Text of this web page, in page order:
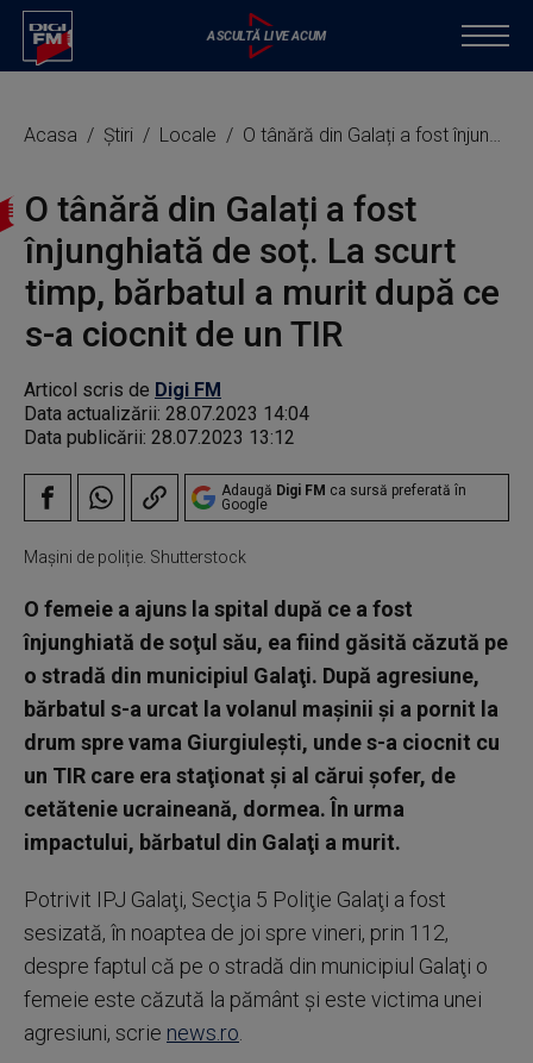
Acasa Știri Locale O tânără din Galați a fost înjunghiată de soț. La scurt timp, bărbatul a murit după ce s-a ciocnit de un TIR
O tânără din Galați a fost
înjunghiată de soț. La scurt
timp, bărbatul a murit după ce
s-a ciocnit de un TIR
Articol scris de Digi FM
Data actualizării: 28.07.2023 14:04
Data publicării: 28.07.2023 13:12
Adaugă Digi FM ca sursă preferată în
Google
Mașini de poliție. Shutterstock
O femeie a ajuns la spital după ce a fost
înjunghiată de soţul său, ea fiind găsită căzută pe
o stradă din municipiul Galaţi. După agresiune,
bărbatul s-a urcat la volanul maşinii şi a pornit la
drum spre vama Giurgiuleşti, unde s-a ciocnit cu
un TIR care era staţionat şi al cărui şofer, de
cetătenie ucraineană, dormea. În urma
impactului, bărbatul din Galaţi a murit.
Potrivit IPJ Galaţi, Secţia 5 Poliţie Galaţi a fost
sesizată, în noaptea de joi spre vineri, prin 112,
despre faptul că pe o stradă din municipiul Galaţi o
femeie este căzută la pământ și este victima unei
agresiuni, scrie news.ro